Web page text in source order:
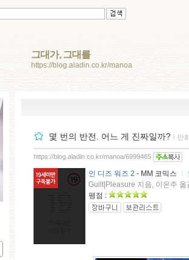
그대가, 그대를
https://blog.aladin.co.kr/manoa
몇 번의 반전. 어느 게 진짜일까? ｌ 만
https://blog.aladin.co.kr/manoa/6999465
인 디즈 워즈 2 - MM 코믹스
Guilt|Pleasure 지음, 이은주 옮
평점 :